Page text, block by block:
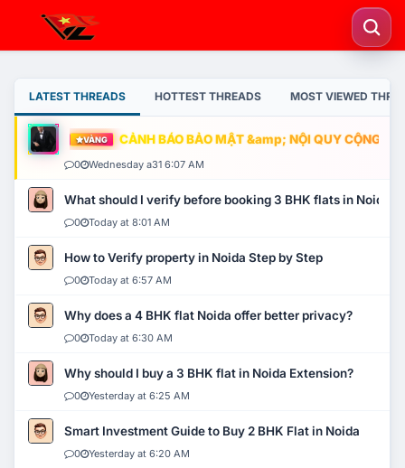
LATEST THREADS HOTTEST THREADS MOST VIEWED
VÀNG CẢNH BÁO BẢO MẬT &amp; NỘI QUY CỘNG
0 Wednesday a31 6:07 AM
What should I verify before booking 3 BHK flats in Noida?
0 Today at 8:01 AM
How to Verify property in Noida Step by Step
0 Today at 6:57 AM
Why does a 4 BHK flat Noida offer better privacy?
0 Today at 6:30 AM
Why should I buy a 3 BHK flat in Noida Extension?
0 Yesterday at 6:25 AM
Smart Investment Guide to Buy 2 BHK Flat in Noida
0 Yesterday at 6:20 AM